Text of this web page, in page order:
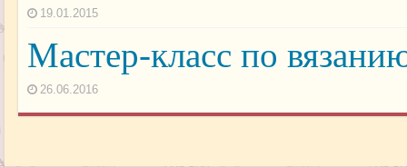
19.01.2015
Мастер-класс по
26.06.2016